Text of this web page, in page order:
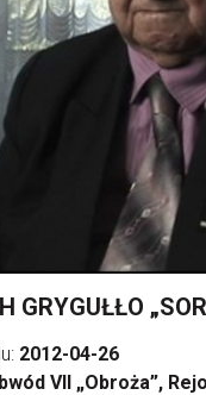
GRYGUŁŁO
2012-04-26
VII „Obroża”,